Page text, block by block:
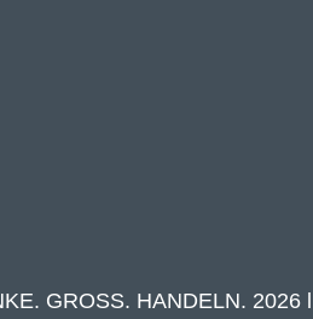
GROSS. HANDELN.